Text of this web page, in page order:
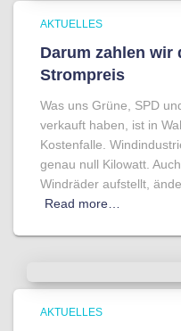
AKTUELLES
Darum zahlen wir
Strompreis
Was uns Grüne, SPD
verkauft haben, ist in
Kostenfalle.
genau null Kilowatt.
Windräder aufstellt,
Read more…
AKTUELLES